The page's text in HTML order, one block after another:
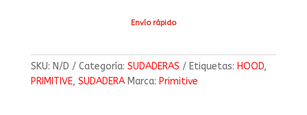
Envío rápido
SKU: N/D Categoría: SUDADERAS Etiquetas: HOOD,
PRIMITIVE, SUDADERA Marca: Primitive